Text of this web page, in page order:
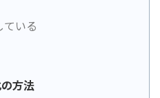
いる
方法